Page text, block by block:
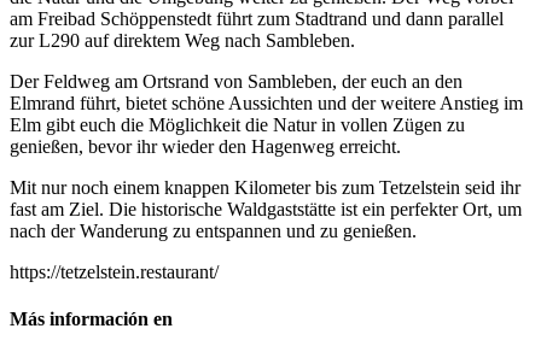
am Freibad Schöppenstedt führt zum Stadtrand und dann parallel
zur L290 auf direktem Weg nach Sambleben.
Der Feldweg am Ortsrand von Sambleben, der euch an den
Elmrand führt, bietet schöne Aussichten und der weitere Anstieg im
Elm gibt euch die Möglichkeit die Natur in vollen Zügen zu
genießen, bevor ihr wieder den Hagenweg erreicht.
Mit nur noch einem knappen Kilometer bis zum Tetzelstein seid ihr
fast am Ziel. Die historische Waldgaststätte ist ein perfekter Ort, um
nach der Wanderung zu entspannen und zu genießen.
https://tetzelstein.restaurant/
Más información en